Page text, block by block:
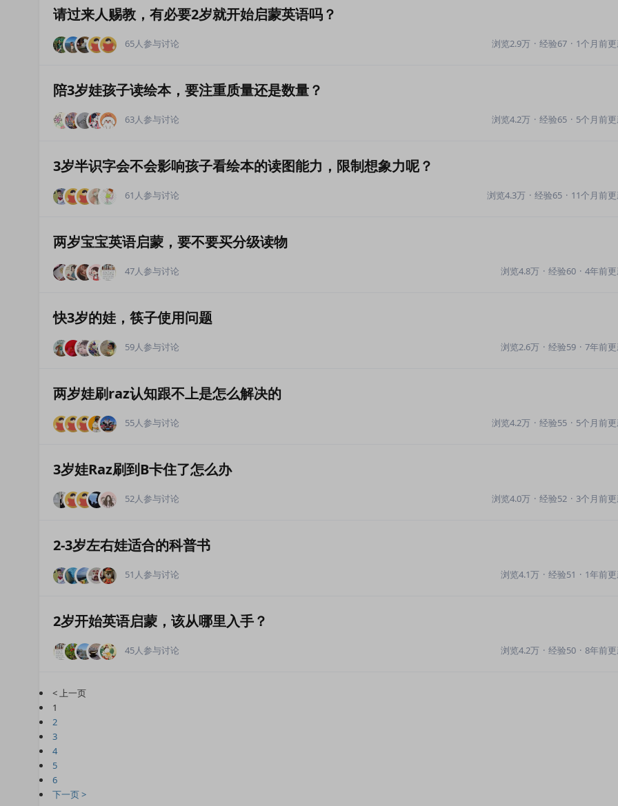
请过来人赐教，有必要2岁就开始启蒙英语吗？
65人参与讨论 浏览2.9万 · 经验67 · 1个月前
陪3岁娃孩子读绘本，要注重质量还是数量？
63人参与讨论 浏览4.2万 · 经验65 · 5个月前
3岁半识字会不会影响孩子看绘本的读图能力，限制想象力呢？
61人参与讨论 浏览4.3万 · 经验65 · 11个月前
两岁宝宝英语启蒙，要不要买分级读物
47人参与讨论 浏览4.8万 · 经验60 · 4年前
快3岁的娃，筷子使用问题
59人参与讨论 浏览2.6万 · 经验59 · 7年前
两岁娃刷raz认知跟不上是怎么解决的
55人参与讨论 浏览4.2万 · 经验55 · 5个月前
3岁娃Raz刷到B卡住了怎么办
52人参与讨论 浏览4.0万 · 经验52 · 3个月前
2-3岁左右娃适合的科普书
51人参与讨论 浏览4.1万 · 经验51 · 1年前
2岁开始英语启蒙，该从哪里入手？
45人参与讨论 浏览4.2万 · 经验50 · 8年前
< 上一页
1
2
3
4
5
6
下一页 >